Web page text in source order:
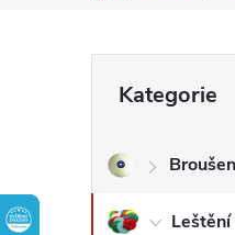
s
kategorie
Kategorie
Leštění